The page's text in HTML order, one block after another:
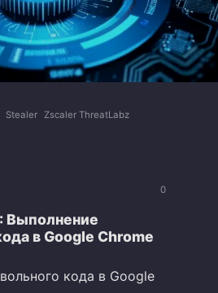
Stealer Zscaler ThreatLabz
0
Выполнение
в Google Chrome
кода в Google